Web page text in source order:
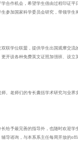
合作机会，希望学生借由过程印证平
参加国家科学委员会研究， 带领学生
联学位联盟，提供学生出国观摩交流
开设各种免费英文证照加强班、 设立
。 老师们的专长囊括学术研究与业界
给予最完善的指导外，也随时欢迎学
导谘询，与本系系主任每周开放的